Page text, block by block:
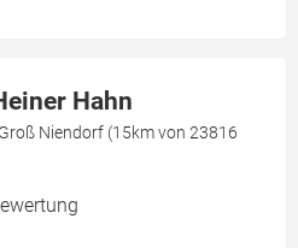
Hahn
Niendorf (15km von 23816